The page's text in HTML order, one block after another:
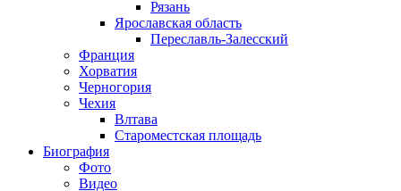
Рязань
Ярославская область
Переславль-Залесский
Франция
Хорватия
Черногория
Чехия
Влтава
Староместская площадь
Биография
Фото
Видео